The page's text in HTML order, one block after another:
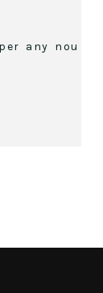
any nou